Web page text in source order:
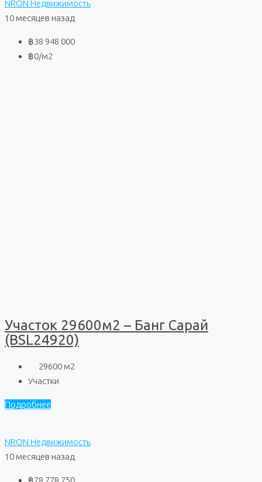
NRON Недвижимость
10 месяцев назад
฿38 948 000
฿0/м2
Участок 29600м2 – Банг Сарай
(BSL24920)
29600 м2
Участки
Подробнее
NRON Недвижимость
10 месяцев назад